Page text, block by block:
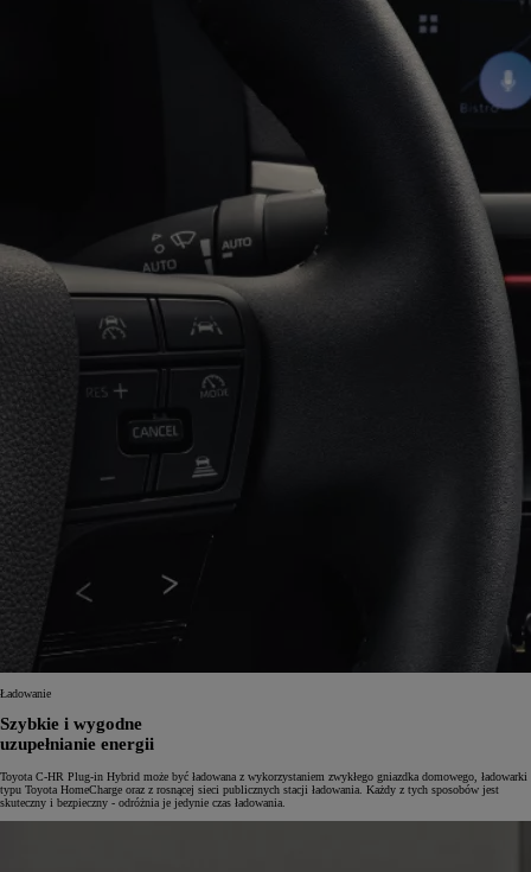
Ładowanie
Szybkie i wygodne
uzupełnianie energii
Toyota C-HR Plug-in Hybrid może być ładowana z wykorzystaniem zwykłego gniazdka domowego, ładowarki
typu Toyota HomeCharge oraz z rosnącej sieci publicznych stacji ładowania. Każdy z tych sposobów jest
skuteczny i bezpieczny - odróżnia je jedynie czas ładowania.